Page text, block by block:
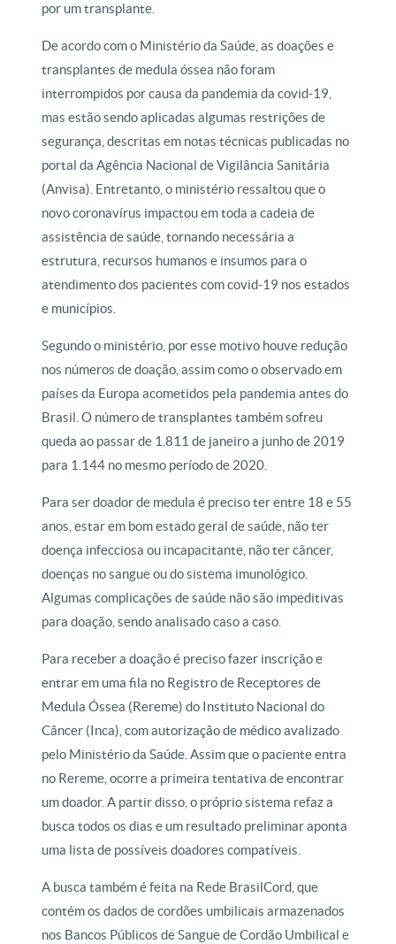
por um transplante.
De acordo com o Ministério da Saúde, as doações e
transplantes de medula óssea não foram
interrompidos por causa da pandemia da covid-19,
mas estão sendo aplicadas algumas restrições de
segurança, descritas em notas técnicas publicadas no
portal da Agência Nacional de Vigilância Sanitária
(Anvisa). Entretanto, o ministério ressaltou que o
novo coronavírus impactou em toda a cadeia de
assistência de saúde, tornando necessária a
estrutura, recursos humanos e insumos para o
atendimento dos pacientes com covid-19 nos estados
e municípios.
Segundo o ministério, por esse motivo houve redução
nos números de doação, assim como o observado em
países da Europa acometidos pela pandemia antes do
Brasil. O número de transplantes também sofreu
queda ao passar de 1.811 de janeiro a junho de 2019
para 1.144 no mesmo período de 2020.
Para ser doador de medula é preciso ter entre 18 e 55
anos, estar em bom estado geral de saúde, não ter
doença infecciosa ou incapacitante, não ter câncer,
doenças no sangue ou do sistema imunológico.
Algumas complicações de saúde não são impeditivas
para doação, sendo analisado caso a caso.
Para receber a doação é preciso fazer inscrição e
entrar em uma fila no Registro de Receptores de
Medula Óssea (Rereme) do Instituto Nacional do
Câncer (Inca), com autorização de médico avalizado
pelo Ministério da Saúde. Assim que o paciente entra
no Rereme, ocorre a primeira tentativa de encontrar
um doador. A partir disso, o próprio sistema refaz a
busca todos os dias e um resultado preliminar aponta
uma lista de possíveis doadores compatíveis.
A busca também é feita na Rede BrasilCord, que
contém os dados de cordões umbilicais armazenados
nos Bancos Públicos de Sangue de Cordão Umbilical e